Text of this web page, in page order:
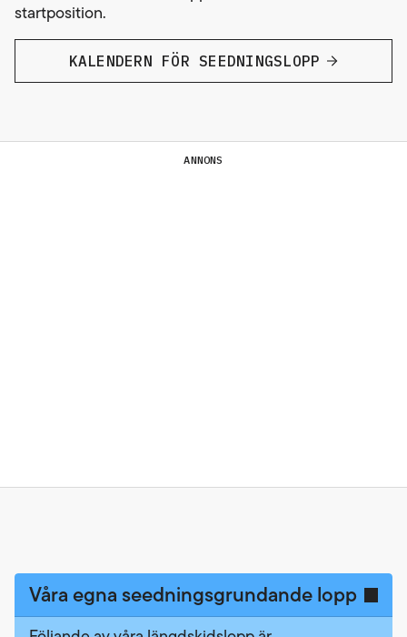
startposition.
KALENDERN FÖR SEEDNINGSLOPP
ANNONS
Våra egna seedningsgrundande lopp